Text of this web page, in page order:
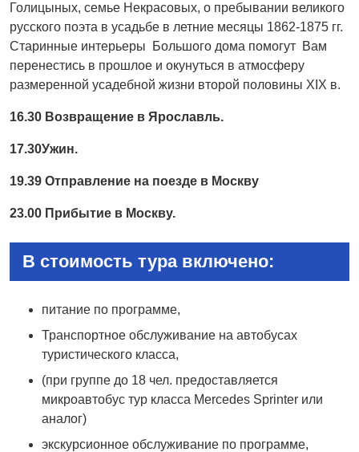
Голицыных, семье Некрасовых, о пребывании великого
русского поэта в усадьбе в летние месяцы 1862-1875 гг.
Старинные интерьеры Большого дома помогут Вам
перенестись в прошлое и окунуться в атмосферу
размеренной усадебной жизни второй половины XIX в.
16.30 Возвращение в Ярославль.
17.30Ужин.
19.39 Отправление на поезде в Москву
23.00 Прибытие в Москву.
В стоимость тура включено:
питание по программе,
Транспортное обслуживание на автобусах
туристического класса,
(при группе до 18 чел. предоставляется
микроавтобус тур класса Mercedes Sprinter или
аналог)
экскурсионное обслуживание по программе,